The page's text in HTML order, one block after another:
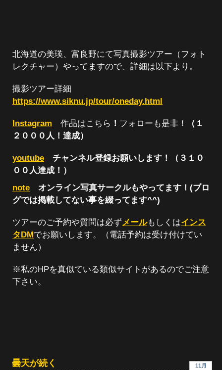
北海道の美瑛、富良野にて写真撮影ツアー（フォト
レクチャー）やってますので、詳細は以下より。
撮影ツアー詳細
https://www.siknu.jp/tour/oneday.html
Instagram 作品はこちら ！ フォローも是非！
（１
２０００人！達成）
youtube チャンネル登録お願いします！（３１０
００人達成！）
note オンライン写真サークルもやってます！(ブロ
グでは掲載してない事を綴ってます^^)
ツアーのご予約や質問は必ずメールもしくはインス
タDMでお願いします。（電話予約は受け付けてい
ません）
※私のHPを真似ている類似サイトがあるのでご注意
下さい。
11月
曇天が続く